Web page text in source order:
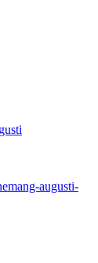
augusti-